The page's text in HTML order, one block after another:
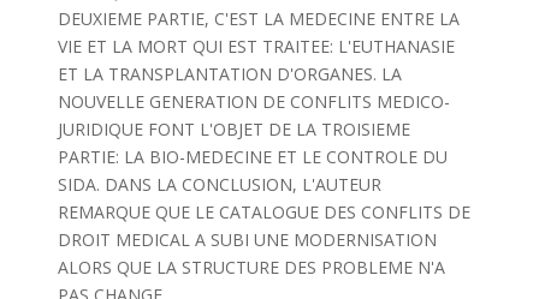
DEUXIEME PARTIE, C'EST LA MEDECINE ENTRE LA
VIE ET LA MORT QUI EST TRAITEE: L'EUTHANASIE
ET LA TRANSPLANTATION D'ORGANES. LA
NOUVELLE GENERATION DE CONFLITS MEDICO-
JURIDIQUE FONT L'OBJET DE LA TROISIEME
PARTIE: LA BIO-MEDECINE ET LE CONTROLE DU
SIDA. DANS LA CONCLUSION, L'AUTEUR
REMARQUE QUE LE CATALOGUE DES CONFLITS DE
DROIT MEDICAL A SUBI UNE MODERNISATION
ALORS QUE LA STRUCTURE DES PROBLEME N'A